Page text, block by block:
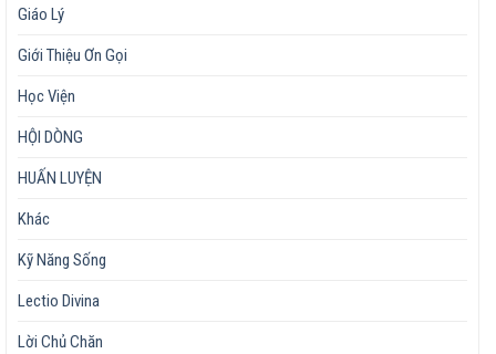
Giáo Lý
Giới Thiệu Ơn Gọi
Học Viện
HỘI DÒNG
HUẤN LUYỆN
Khác
Kỹ Năng Sống
Lectio Divina
Lời Chủ Chăn